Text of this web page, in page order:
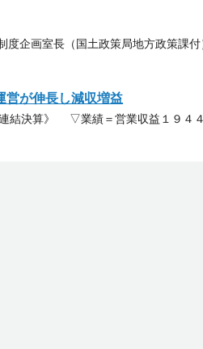
企画室長（国土政策局地方政策課
営が伸長し減収増益
連結決算》 ▽業績＝営業収益１９４